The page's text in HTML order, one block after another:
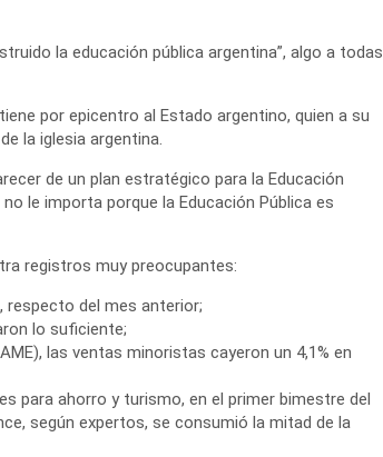
la educación pública argentina”, algo a todas
por epicentro al Estado argentino, quien a su
la iglesia argentina.
de un plan estratégico para la Educación
le importa porque la Educación Pública es
registros muy preocupantes:
del mes anterior;
lo suficiente;
las ventas minoristas cayeron un 4,1% en
para ahorro y turismo, en el primer bimestre del
según expertos, se consumió la mitad de la